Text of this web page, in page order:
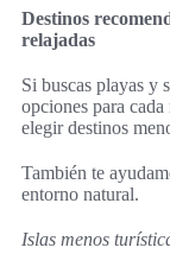
Destinos
relajadas
Si buscas playas y
opciones para
elegir destinos
También te
entorno natural.
Islas menos